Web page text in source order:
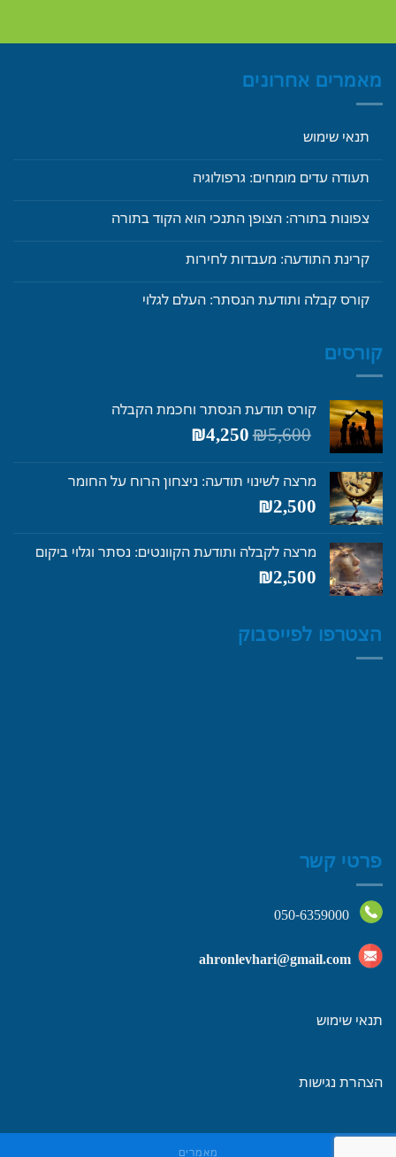
מאמרים אחרונים
תנאי שימוש
תעודה עדים מומחים: גרפולוגיה
צפונות בתורה: הצופן התנכי הוא הקוד בתורה
קרינת התודעה: מעבדות לחירות
קורס קבלה ותודעת הנסתר: העלם לגלוי
קורסים
קורס תודעת הנסתר וחכמת הקבלה
₪5,600
המחיר
המקורי
₪5,600.
₪4,250
₪4,250.
מרצה לשינוי תודעה: ניצחון הרוח על החומר
₪2,500
מרצה לקבלה ותודעת הקוונטים: נסתר וגלוי ביקום
₪2,500
הצטרפו לפייסבוק
פרטי קשר
050-6359000
ahronlevhari@gmail.com
תנאי שימוש
הצהרת נגישות
מאמרים